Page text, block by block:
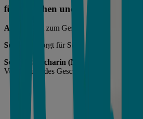
für Aussehen und Geschmack
Aroma
trägt zum Geschmack bei.
Sucralose
sorgt für Süße zur Verstärkung
Sodium Saccharin (Natriumsaccharin)
Verstärkung des Geschmacks.